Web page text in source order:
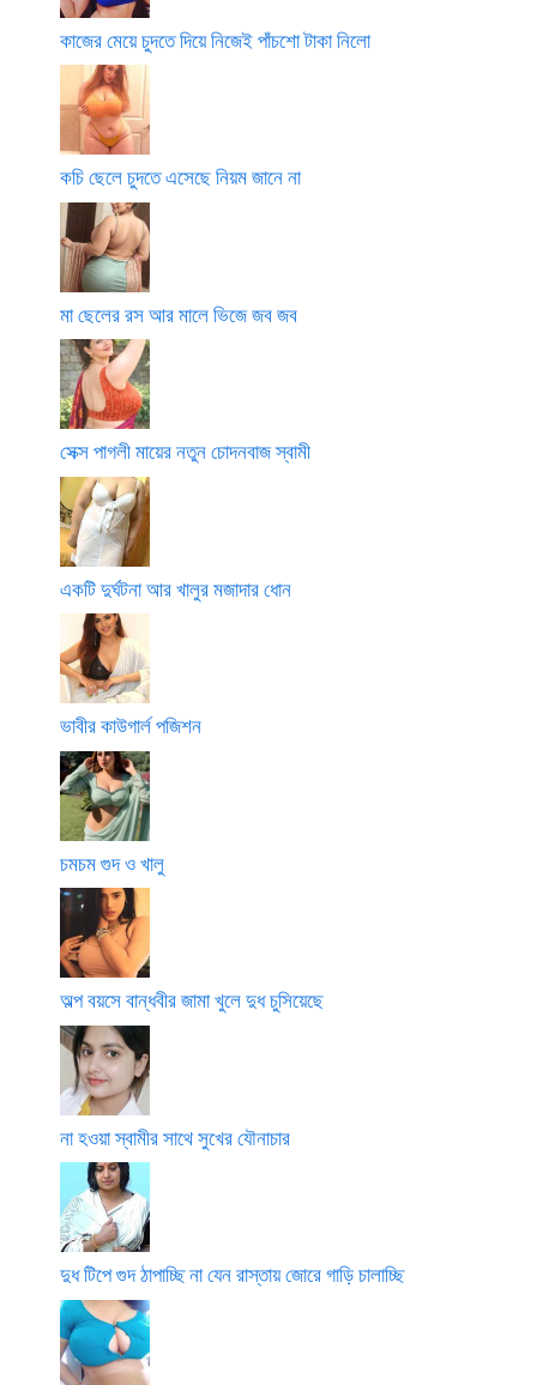
কাজের মেয়ে চুদতে দিয়ে নিজেই পাঁচশো টাকা নিলো
কচি ছেলে চুদতে এসেছে নিয়ম জানে না
মা ছেলের রস আর মালে ভিজে জব জব
সেক্স পাগলী মায়ের নতুন চোদনবাজ স্বামী
একটি দুর্ঘটনা আর খালুর মজাদার ধোন
ভাবীর কাউগার্ল পজিশন
চমচম গুদ ও খালু
অল্প বয়সে বান্ধবীর জামা খুলে দুধ চুসিয়েছে
না হওয়া স্বামীর সাথে সুখের যৌনাচার
দুধ টিপে গুদ ঠাপাচ্ছি না যেন রাস্তায় জোরে গাড়ি চালাচ্ছি